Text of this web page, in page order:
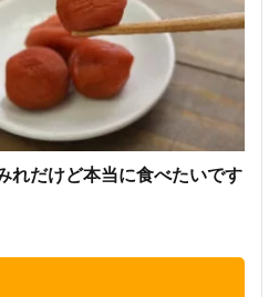
れだけど本当に食べたいです